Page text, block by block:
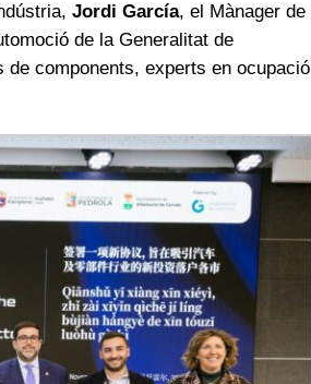
Jordi García, el Mànager de
de la Generalitat de
components, experts en ocupació